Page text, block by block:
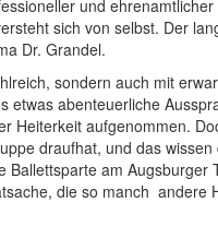
und
sich von selbst. Der
Dr. Grandel.
sondern auch mit
etwas abenteuerliche
Heiterkeit aufgenommen.
draufhat, und das
Ballettsparte am Augsburger
die so manch andere